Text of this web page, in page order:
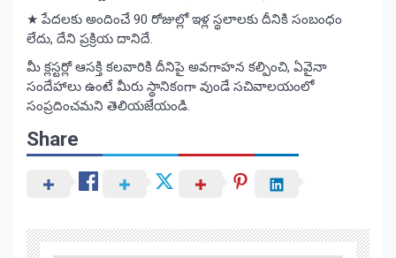
★ పేదలకు అందించే 90 రోజుల్లో ఇళ్ల స్థలాలకు దీనికి సంబంధం
లేదు, దేని ప్రక్రియ దానిదే.
మీ క్లస్టర్లో ఆసక్తి కలవారికి దీనిపై అవగాహన కల్పించి, ఏవైనా
సందేహాలు ఉంటే మీరు స్థానికంగా వుండే సచివాలయంలో
సంప్రదించమని తెలియజేయండి.
Share